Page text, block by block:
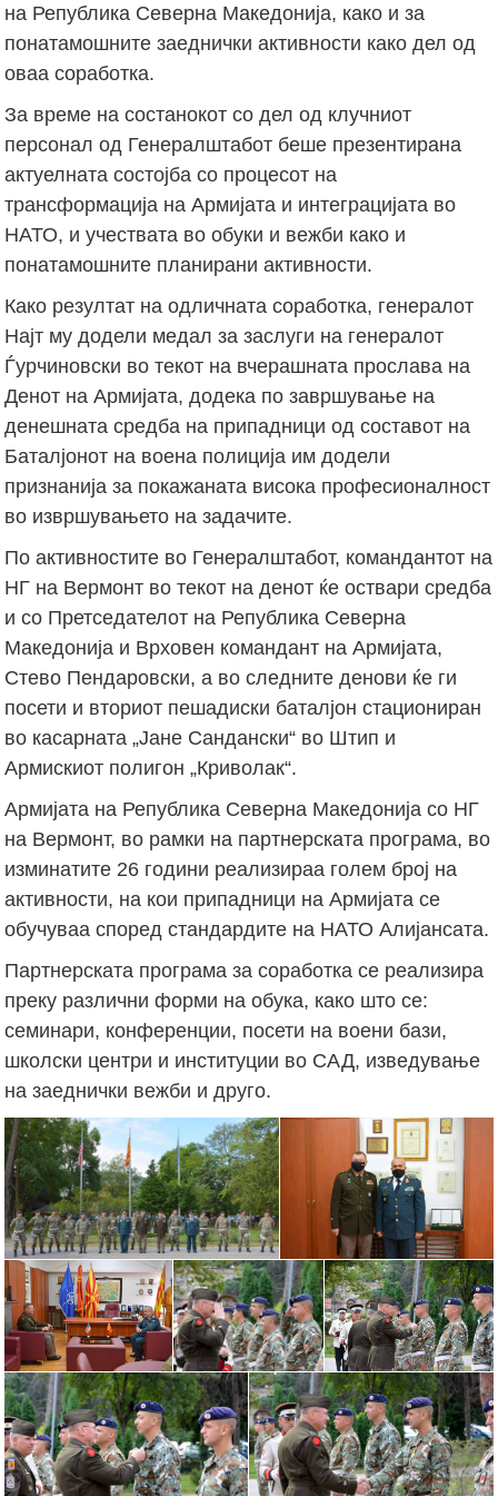
на Република Северна Македонија, како и за
понатамошните заеднички активности како дел од
оваа соработка.
За време на состанокот со дел од клучниот
персонал од Генералштабот беше презентирана
актуелната состојба со процесот на
трансформација на Армијата и интеграцијата во
НАТО, и учествата во обуки и вежби како и
понатамошните планирани активности.
Како резултат на одличната соработка, генералот
Најт му додели медал за заслуги на генералот
Ѓурчиновски во текот на вчерашната прослава на
Денот на Армијата, додека по завршување на
денешната средба на припадници од составот на
Баталјонот на воена полиција им додели
признанија за покажаната висока професионалност
во извршувањето на задачите.
По активностите во Генералштабот, командантот на
НГ на Вермонт во текот на денот ќе оствари средба
и со Претседателот на Република Северна
Македонија и Врховен командант на Армијата,
Стево Пендаровски, а во следните денови ќе ги
посети и вториот пешадиски баталјон стациониран
во касарната „Јане Сандански“ во Штип и
Армискиот полигон „Криволак“.
Армијата на Република Северна Македонија со НГ
на Вермонт, во рамки на партнерската програма, во
изминатите 26 години реализираа голем број на
активности, на кои припадници на Армијата се
обучуваа според стандардите на НАТО Алијансата.
Партнерската програма за соработка се реализира
преку различни форми на обука, како што се:
семинари, конференции, посети на воени бази,
школски центри и институции во САД, изведување
на заеднички вежби и друго.